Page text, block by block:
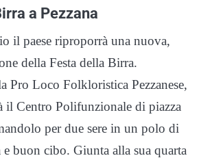
a Pezzana
il paese riproporrà una nuova,
della Festa della Birra.
Pro Loco Folkloristica Pezzanese,
il Centro Polifunzionale di piazza
per due sere in un polo di
e buon cibo. Giunta alla sua quarta